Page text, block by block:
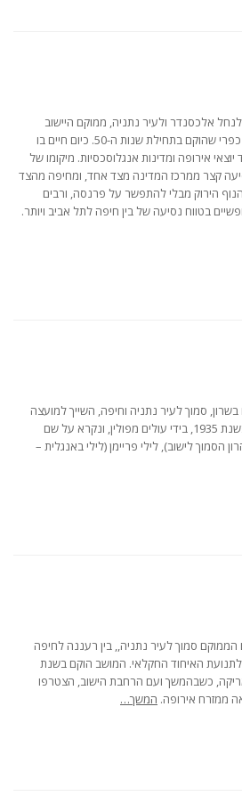
אלכסנדר ולעיר נתניה, ממוקם היישוב
חופית. היישוב הינו יישוב קהילתי כפרי שהוקם בתחילת שנות ה-50. כיום חיים בו
יוצאי אירופה ומדינות אנגלוסכסיות. מיקומו של
קצר ממרכז המדינה מצד אחד, ומחיפה מהצד
הירוק מבלי להתפשר על פרנסה, ורבים
בטווח נסיעה של בין חיפה לתל אביב ויותר.
סמוך לעיר נתניה וחיפה, השייך למועצה
אזורית עמק חפר. המושב נוסד בשנת 1935, בידי עולים מפולין, ונקרא על שם
הסמוך לישוב), לילי פריימן (לילי באנגלית –
סמוך לעיר נתניה,, בין רעננה לחיפה
האיחוד החקלאי. המושב הוקם בשנת
אמריקה, כשבהמשך ועם הרחבת הישוב, הצטרפו
ממזרח אירופה. המשך…